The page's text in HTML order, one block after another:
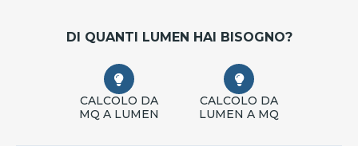
DI QUANTI LUMEN HAI BISOGNO?
CALCOLO DA
MQ A LUMEN
CALCOLO DA
LUMEN A MQ